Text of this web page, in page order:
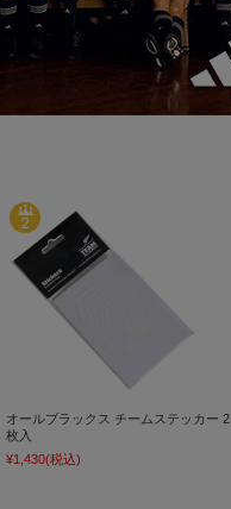
オールブラックス チームステッカー 2
枚入
¥1,430(税込)